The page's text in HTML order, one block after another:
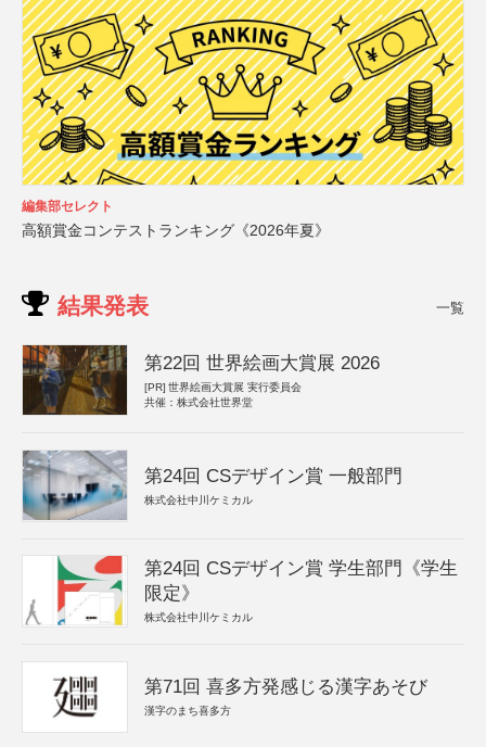
編集部セレクト
高額賞金コンテストランキング《2026年夏》
結果発表 一覧
第22回 世界絵画大賞展 2026
[PR] 世界絵画大賞展 実行委員会
共催：株式会社世界堂
第24回 CSデザイン賞 一般部門
株式会社中川ケミカル
第24回 CSデザイン賞 学生部門《学生
限定》
株式会社中川ケミカル
第71回 喜多方発感じる漢字あそび
漢字のまち喜多方